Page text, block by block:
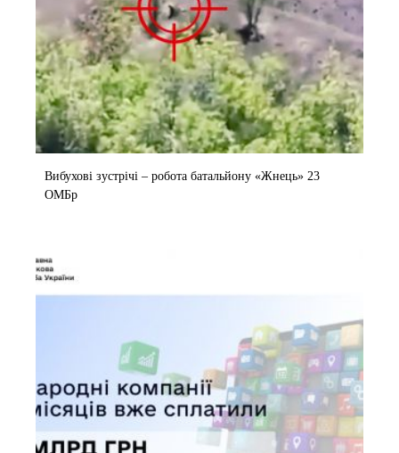
Вибухові зустрічі – робота батальйону «Жнець» 23
ОМБр